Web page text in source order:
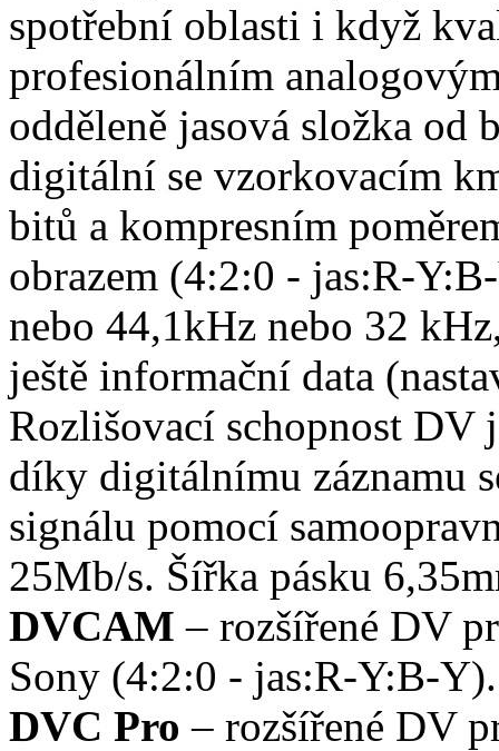
spotřební oblasti i když
profesionálním
odděleně jasová složka od
digitální se vzorkovacím
bitů a kompresním
obrazem (4:2:0 - jas:R-
nebo 44,1kHz nebo 32
ještě informační data
Rozlišovací schopnost DV
díky digitálnímu záznamu
signálu pomocí
25Mb/s. Šířka pásku
DVCAM – rozšířené DV
Sony (4:2:0 - jas:R-Y:B-Y).
DVC Pro – rozšířené DV